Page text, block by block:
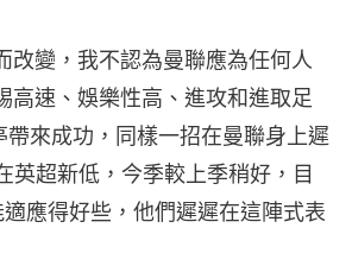
改變，我不認為曼聯應為任何人
高速、娛樂性高、進攻和進取足
來成功，同樣一招在曼聯身上遲
英超新低，今季較上季稍好，目
應得好些，他們遲遲在這陣式表